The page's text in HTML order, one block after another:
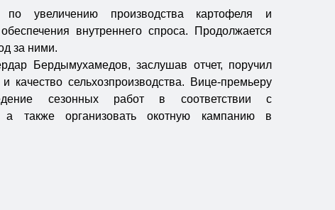
увеличению производства картофеля и
внутреннего спроса. Продолжается
за ними.
Бердымухамедов, заслушав отчет, поручил
качество сельхозпроизводства. Вице-премьеру
сезонных работ в соответствии с
а также организовать окотную кампанию в